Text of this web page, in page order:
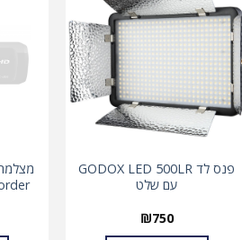
פנס לד GODOX LED 500LR
עם שלט
₪750